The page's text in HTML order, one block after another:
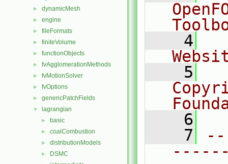
► dynamicMesh
► engine
► fileFormats
► finiteVolume
► functionObjects
► fvAgglomerationMethods
► fvMotionSolver
► fvOptions
► genericPatchFields
▼ lagrangian
► basic
► coalCombustion
► distributionModels
► DSMC
    4
    5
    6
    7